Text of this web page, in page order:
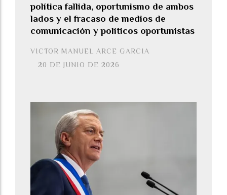
política fallida, oportunismo de ambos
lados y el fracaso de medios de
comunicación y políticos oportunistas
VICTOR MANUEL ARCE GARCIA
20 DE JUNIO DE 2026